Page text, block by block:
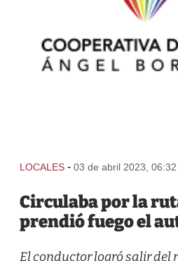
LOCALES - 03 de abril 2023, 06:32
Circulaba por la
prendió fuego el
El conductor logró salir del